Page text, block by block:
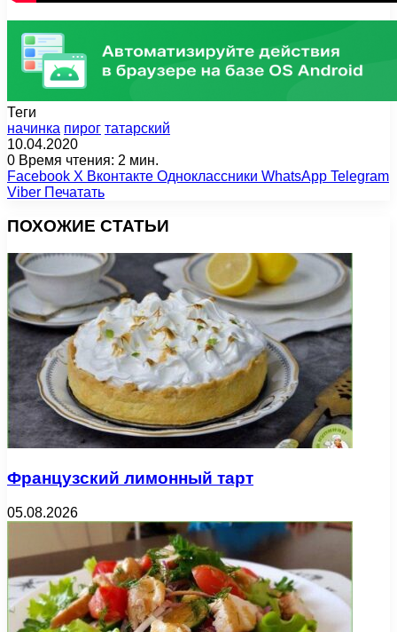
Теги
начинка пирог татарский
10.04.2020
0 Время чтения: 2 мин.
Facebook X Вконтакте Одноклассники WhatsApp Telegram
Viber Печатать
ПОХОЖИЕ СТАТЬИ
Французский лимонный тарт
05.08.2026